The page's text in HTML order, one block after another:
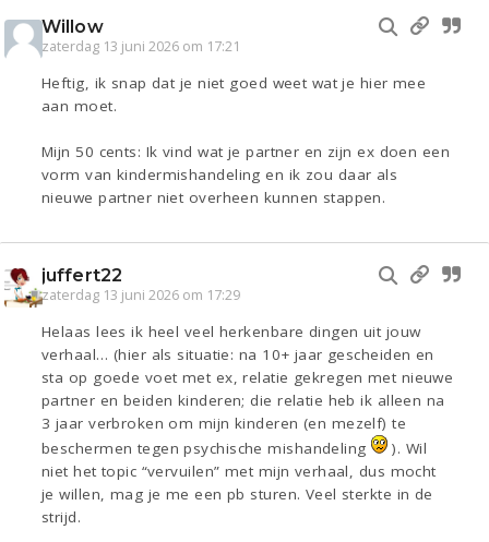
Willow
zaterdag 13 juni 2026 om 17:21
Heftig, ik snap dat je niet goed weet wat je hier mee
aan moet.
Mijn 50 cents: Ik vind wat je partner en zijn ex doen een
vorm van kindermishandeling en ik zou daar als
nieuwe partner niet overheen kunnen stappen.
juffert22
zaterdag 13 juni 2026 om 17:29
Helaas lees ik heel veel herkenbare dingen uit jouw
verhaal… (hier als situatie: na 10+ jaar gescheiden en
sta op goede voet met ex, relatie gekregen met nieuwe
partner en beiden kinderen; die relatie heb ik alleen na
3 jaar verbroken om mijn kinderen (en mezelf) te
beschermen tegen psychische mishandeling
). Wil
niet het topic “vervuilen” met mijn verhaal, dus mocht
je willen, mag je me een pb sturen. Veel sterkte in de
strijd.